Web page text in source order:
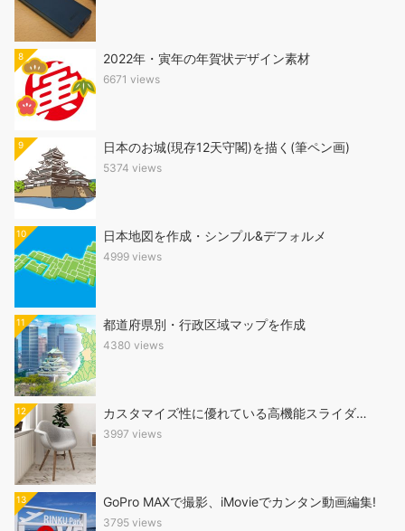
8 2022年・寅年の年賀状デザイン素材
6671 views
9 日本のお城(現存12天守閣)を描く(筆ペン画)
5374 views
10 日本地図を作成・シンプル&デフォルメ
4999 views
11 都道府県別・行政区域マップを作成
4380 views
12 カスタマイズ性に優れている高機能スライダ…
3997 views
13 GoPro MAXで撮影、iMovieでカンタン動画編集!
3795 views